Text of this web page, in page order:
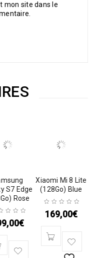
mon site dans le
S7 Edge
Rose
€
Xiaomi Mi 8 Lite
(128Go) Blue
169,00€